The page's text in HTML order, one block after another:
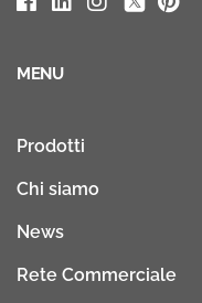
MENU
Prodotti
Chi siamo
News
Rete Commerciale